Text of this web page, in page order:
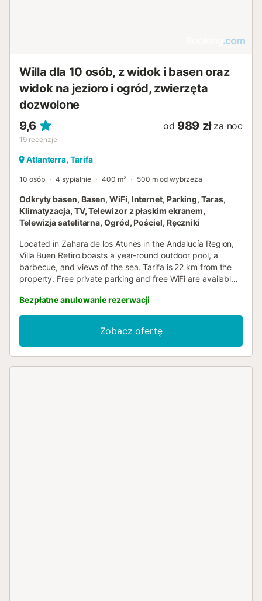
Willa dla 10 osób, z widok i basen oraz
widok na jezioro i ogród, zwierzęta
dozwolone
9,6
19 recenzje
od 989 zł za noc
Atlanterra, Tarifa
10 osób 4 sypialnie 400 m² 500 m od wybrzeża
Odkryty basen, Basen, WiFi, Internet, Parking, Taras,
Klimatyzacja, TV, Telewizor z płaskim ekranem,
Telewizja satelitarna, Ogród, Pościel, Ręczniki
Located in Zahara de los Atunes in the Andalucía Region,
Villa Buen Retiro boasts a year-round outdoor pool, a
barbecue, and views of the sea. Tarifa is 22 km from the
property. Free private parking and free WiFi are available
Bezpłatne anulowanie rezerwacji
Zobacz ofertę